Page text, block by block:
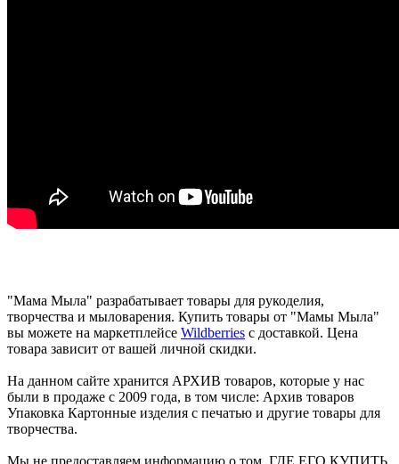
"Мама Мыла" разрабатывает товары для рукоделия,
творчества и мыловарения. Купить товары от "Мамы Мыла"
вы можете на маркетплейсе Wildberries с доставкой. Цена
товара зависит от вашей личной скидки.
На данном сайте хранится АРХИВ товаров, которые у нас
были в продаже с 2009 года, в том числе: Архив товаров
Упаковка Картонные изделия с печатью и другие товары для
творчества.
Мы не предоставляем информацию о том, ГДЕ ЕГО КУПИТЬ